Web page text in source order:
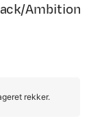
Ambition
rekker.